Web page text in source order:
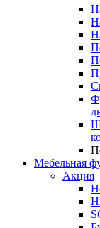
Мебельная
Акция